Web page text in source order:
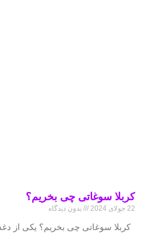
کربلا سوغاتی چی بخریم؟
22 جولای 2024 بدون دیدگاه
کربلا سوغاتی چی بخریم؟ یکی از